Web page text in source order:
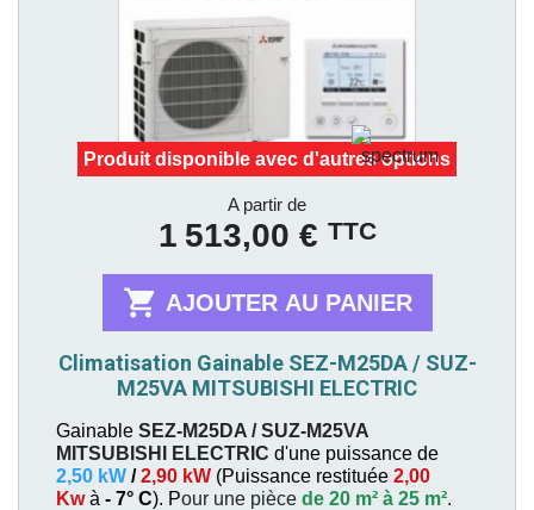
Produit disponible avec d'autres options
A partir de
1 513,00 € TTC
 AJOUTER AU PANIER
Climatisation Gainable SEZ-M25DA / SUZ-
M25VA MITSUBISHI ELECTRIC
Gainable SEZ-M25DA / SUZ-M25VA
MITSUBISHI ELECTRIC d'une puissance de
2,50 kW /2,90 kW (Puissance restituée 2,00
Kwà - 7° C). Pour une pièce de 20 m² à 25 m².